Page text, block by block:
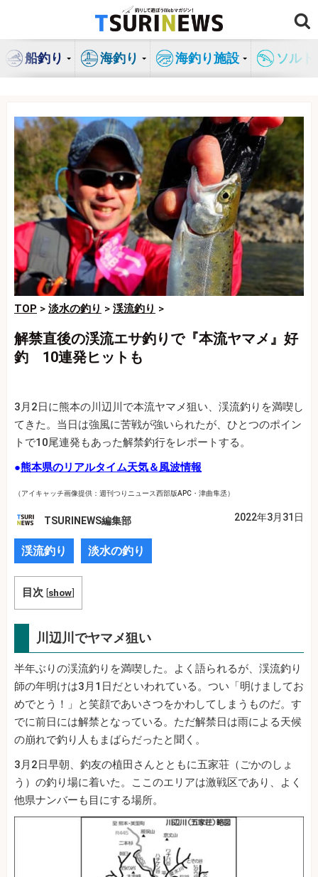
ン
船釣り 海釣り 海釣り施設 ソル
TOP > 淡水の釣り > 渓流釣り >
解禁直後の渓流エサ釣りで『本流ヤマメ』好
釣 10連発ヒットも
3月2日に熊本の川辺川で本流ヤマメ狙い、渓流釣りを満喫し
てきた。当日は強風に苦戦が強いられたが、ひとつのポイン
トで10尾連発もあった解禁釣行をレポートする。
●熊本県のリアルタイム天気＆風波情報
（アイキャッチ画像提供：週刊つりニュース西部版APC・津曲隼丞）
TSURINEWS編集部 2022年3月31日
渓流釣り 淡水の釣り
目次 [show]
川辺川でヤマメ狙い
半年ぶりの渓流釣りを満喫した。よく語られるが、渓流釣り
師の年明けは3月1日だといわれている。つい「明けましてお
めでとう！」と笑顔であいさつをかわしてしまうものだ。す
でに前日には解禁となっている。ただ解禁日は雨による天候
の崩れで釣り人もまばらだったと聞く。
3月2日早朝、釣友の植田さんとともに五家荘（ごかのしょ
う）の釣り場に着いた。ここのエリアは激戦区であり、よく
他県ナンバーも目にする場所。